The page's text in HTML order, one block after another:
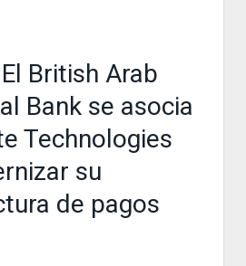
British Arab
Bank se asocia
Technologies
su
de pagos